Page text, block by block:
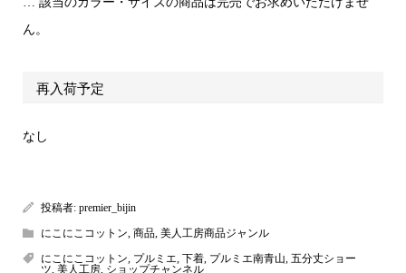
ん。
再入荷予定
なし
投稿者: premier_bijin
にこにこコットン, 商品, 美人工房商品ジャンル
にこにこコットン, プルミエ, 下着, プルミエ南青山, 五分丈ショー
ツ, 美人工房, ショップチャンネル